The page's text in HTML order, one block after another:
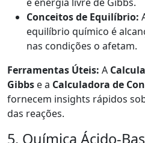
Conceitos de Equilíbrio:
equilíbrio químico é
nas condições o afetam.
Ferramentas Úteis: A
Gibbs e a Calculadora de
fornecem insights rápidos
das reações.
5. Química Ácido-